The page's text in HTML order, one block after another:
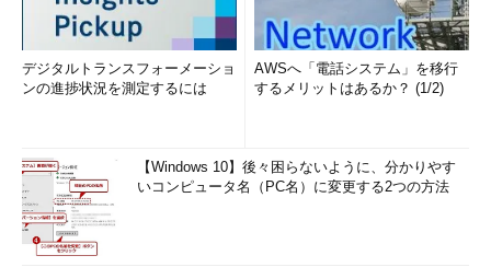
デジタルトランスフォーメーショ
ンの進捗状況を測定するには
AWSへ「電話システム」を移行
するメリットはあるか？ (1/2)
【Windows 10】後々困らないように、分かりやす
いコンピュータ名（PC名）に変更する2つの方法